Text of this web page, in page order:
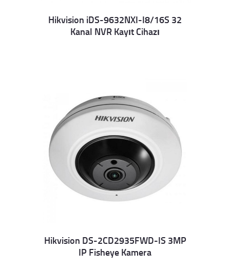
Details
Hikvision iDS-9632NXI-I8/16S 32
Kanal NVR Kayıt Cihazı
Details
Hikvision DS-2CD2935FWD-IS 3MP
IP Fisheye Kamera